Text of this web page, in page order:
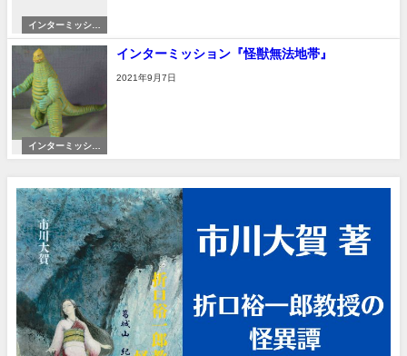
インターミッショ
ン
インターミッショ
ン
インターミッション『怪獣無法地帯』
2021年9月7日